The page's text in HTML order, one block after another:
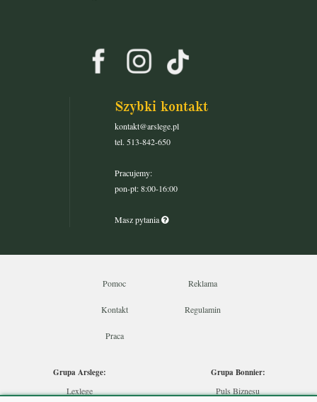
Szybki kontakt
kontakt@arslege.pl
tel. 513-842-650
Pracujemy:
pon-pt: 8:00-16:00
Masz pytania
Pomoc Reklama
Kontakt Regulamin
Praca
Grupa Arslege:
Lexlege
Grupa Bonnier:
Puls Biznesu